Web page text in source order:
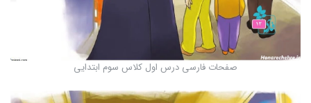
صفحات فارسی درس اول کلاس سوم ابتدایی